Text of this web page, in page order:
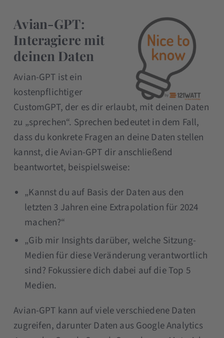
Avian-GPT:
Interagiere mit
deinen Daten
Avian-GPT ist ein
kostenpflichtiger
CustomGPT, der es dir erlaubt, mit deinen Daten
zu „sprechen“. Sprechen bedeutet in dem Fall,
dass du konkrete Fragen an deine Daten stellen
kannst, die Avian-GPT dir anschließend
beantwortet, beispielsweise:
„Kannst du auf Basis der Daten aus den
letzten 3 Jahren eine Extrapolation für 2024
machen?“
„Gib mir Insights darüber, welche Sitzung-
Medien für diese Veränderung verantwortlich
sind? Fokussiere dich dabei auf die Top 5
Medien.
Avian-GPT kann auf viele verschiedene Daten
zugreifen, darunter Daten aus Google Analytics